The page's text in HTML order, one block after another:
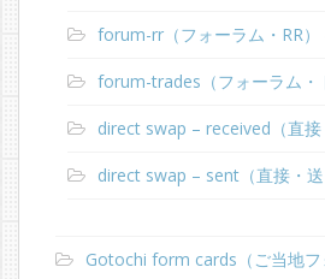
forum-rr（フォーラム・RR）
forum-trades（フォーラム・
direct swap – received（直接
direct swap – sent（直接・送
Gotochi form cards（ご当地フ